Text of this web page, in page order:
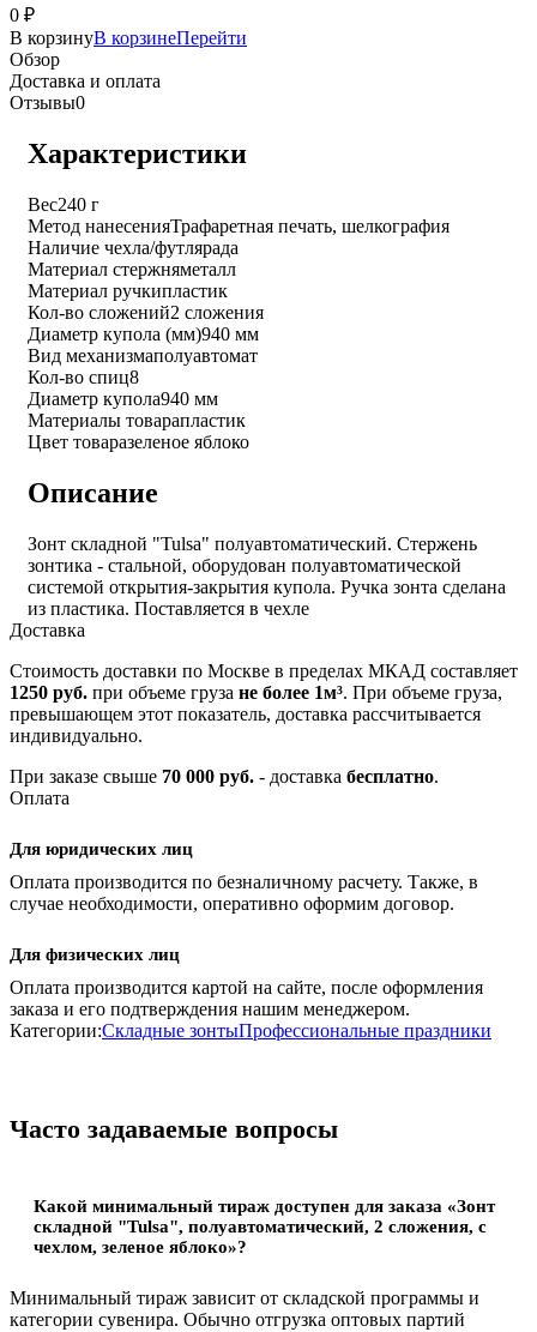
0 ₽
В корзинуВ корзинеПерейти
Обзор
Доставка и оплата
Отзывы0
Характеристики
Вес240 г
Метод нанесенияТрафаретная печать, шелкография
Наличие чехла/футлярада
Материал стержняметалл
Материал ручкипластик
Кол-во сложений2 сложения
Диаметр купола (мм)940 мм
Вид механизмаполуавтомат
Кол-во спиц8
Диаметр купола940 мм
Материалы товарапластик
Цвет товаразеленое яблоко
Описание
Зонт складной "Tulsa" полуавтоматический. Стержень
зонтика - стальной, оборудован полуавтоматической
системой открытия-закрытия купола. Ручка зонта сделана
из пластика. Поставляется в чехле
Доставка
Стоимость доставки по Москве в пределах МКАД составляет
1250 руб. при объеме груза не более 1м³. При объеме груза,
превышающем этот показатель, доставка рассчитывается
индивидуально.
При заказе свыше 70 000 руб. - доставка бесплатно.
Оплата
Для юридических лиц
Оплата производится по безналичному расчету. Также, в
случае необходимости, оперативно оформим договор.
Для физических лиц
Оплата производится картой на сайте, после оформления
заказа и его подтверждения нашим менеджером.
Категории:Складные зонтыПрофессиональные праздники
Часто задаваемые вопросы
Какой минимальный тираж доступен для заказа «Зонт
складной "Tulsa", полуавтоматический, 2 сложения, с
чехлом, зеленое яблоко»?
Минимальный тираж зависит от складской программы и
категории сувенира. Обычно отгрузка оптовых партий